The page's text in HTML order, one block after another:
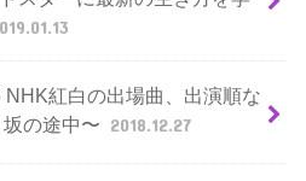
NHK紅白の出場曲、出演順な
の途中〜 2018.12.27